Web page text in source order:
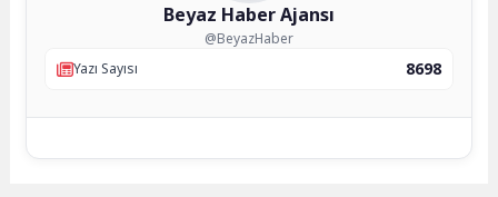
Beyaz Haber Ajansı
@BeyazHaber
Yazı Sayısı
8698